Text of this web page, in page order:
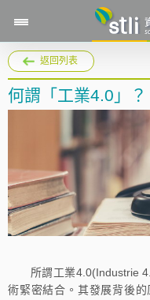
返回列表
何謂「工業4.0」？
所謂工業4.0(Industrie
術緊密結合。其發展背後